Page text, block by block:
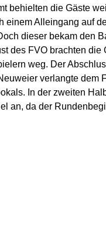
behielten die Gäste
einem Alleingang auf
dieser bekam den
des FVO brachten
weg. Der
verlangte dem
In der zweiten
an, da der